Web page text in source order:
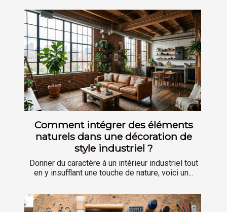
Comment intégrer des éléments
naturels dans une décoration de
style industriel ?
Donner du caractère à un intérieur industriel tout
en y insufflant une touche de nature, voici un...